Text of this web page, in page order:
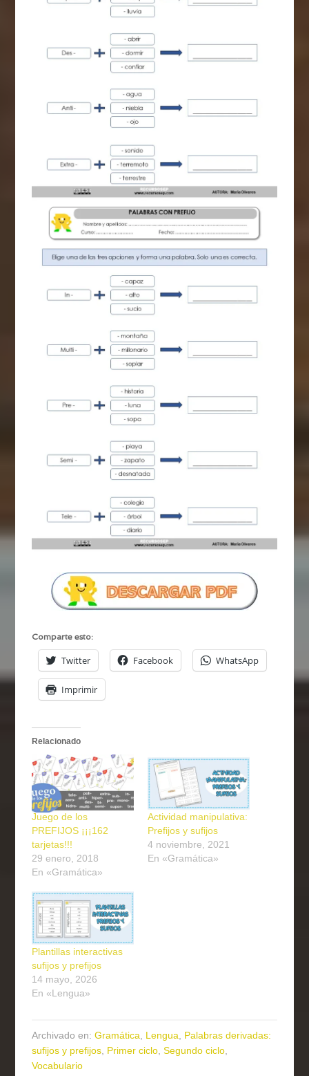
Comparte esto:
Twitter Facebook WhatsApp
Imprimir
Relacionado
Juego de los
PREFIJOS ¡¡¡162
tarjetas!!!
29 enero, 2018
En «Gramática»
Actividad manipulativa:
Prefijos y sufijos
4 noviembre, 2021
En «Gramática»
Plantillas interactivas
sufijos y prefijos
14 mayo, 2026
En «Lengua»
Archivado en:Gramática Lengua
Palabras derivadas:
sufijos y prefijos Primer ciclo ,Segundo ciclo
Vocabulario